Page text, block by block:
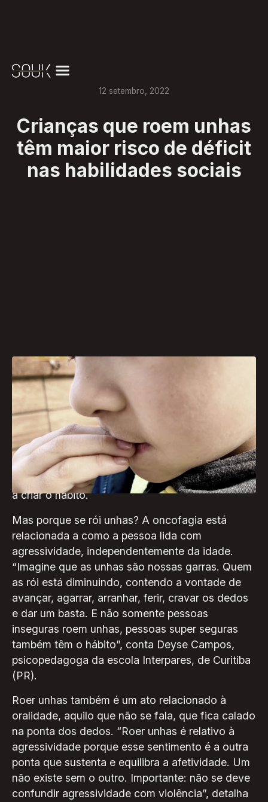
12 setembro 2022
Crianças que roem unhas
têm maior risco de déficit
nas habilidades sociais
Um dos hábitos mais difíceis de eliminar é o de
roer unhas, um vício que atinge cerca de 30% da
população mundial e 45% das crianças. O vício
de roer unhas tem o termo técnico de oncofagia.
No caso das crianças, pesquisas indicam que
aquelas com menor desenvoltura social tendem
a criar o hábito.
Mas porque se rói unhas? A oncofagia está
relacionada a como a pessoa lida com
agressividade, independentemente da idade.
“Imagine que as unhas são nossas garras. Quem
as rói está diminuindo, contendo a vontade de
avançar, agarrar, arranhar, ferir, cravar os dedos
e dar um basta. E não somente pessoas
inseguras roem unhas, pessoas super seguras
também têm o hábito”, conta Deyse Campos,
psicopedagoga da escola Interpares, de Curitiba
(PR).
Roer unhas também é um ato relacionado à
oralidade, aquilo que não se fala, que fica calado
na ponta dos dedos. “Roer unhas é relativo à
agressividade porque esse sentimento é a outra
ponta que sustenta e equilibra a afetividade. Um
não existe sem o outro. Importante: não se deve
confundir agressividade com violência”, detalha